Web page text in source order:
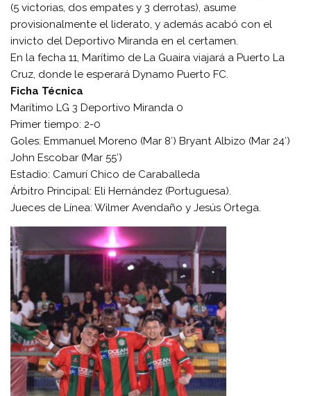
(5 victorias, dos empates y 3 derrotas), asume
provisionalmente el liderato, y además acabó con el
invicto del Deportivo Miranda en el certamen.
En la fecha 11, Marítimo de La Guaira viajará a Puerto La
Cruz, donde le esperará Dynamo Puerto FC.
Ficha Técnica
Marítimo LG 3 Deportivo Miranda 0
Primer tiempo: 2-0
Goles: Emmanuel Moreno (Mar 8′) Bryant Albizo (Mar 24′)
John Escobar (Mar 55′)
Estadio: Camurí Chico de Caraballeda
Árbitro Principal: Eli Hernández (Portuguesa).
Jueces de Línea: Wilmer Avendaño y Jesús Ortega.